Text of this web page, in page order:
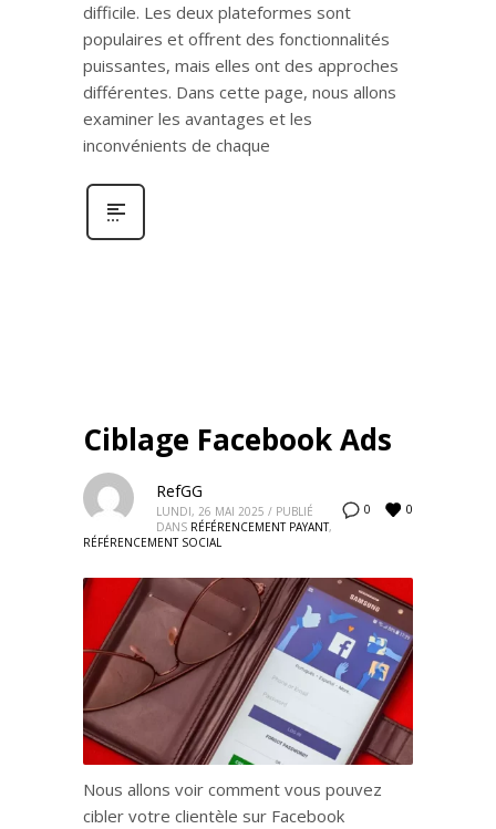
difficile. Les deux plateformes sont
populaires et offrent des fonctionnalités
puissantes, mais elles ont des approches
différentes. Dans cette page, nous allons
examiner les avantages et les
inconvénients de chaque
Ciblage Facebook Ads
0 0
RefGG
LUNDI, 26 MAI 2025 / PUBLIÉ
DANS RÉFÉRENCEMENT PAYANT,
RÉFÉRENCEMENT SOCIAL
Nous allons voir comment vous pouvez
cibler votre clientèle sur Facebook